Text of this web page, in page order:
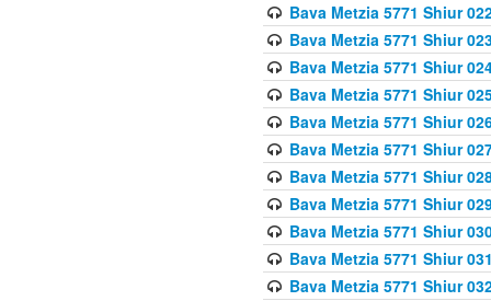
Bava Metzia 5771 Shiur
Bava Metzia 5771 Shiur
Bava Metzia 5771 Shiur
Bava Metzia 5771 Shiur
Bava Metzia 5771 Shiur
Bava Metzia 5771 Shiur
Bava Metzia 5771 Shiur
Bava Metzia 5771 Shiur
Bava Metzia 5771 Shiur
Bava Metzia 5771 Shiur
Bava Metzia 5771 Shiur